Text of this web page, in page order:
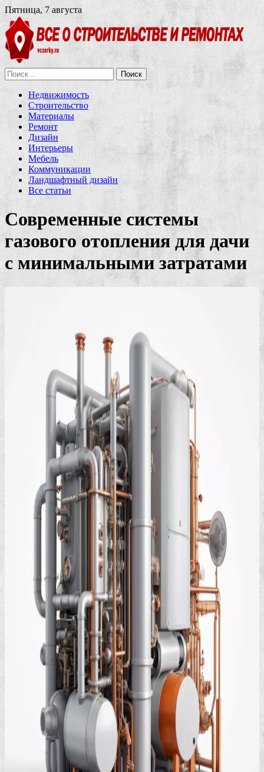
Пятница, 7 августа
Найти:
Недвижимость
Строительство
Материалы
Ремонт
Дизайн
Интерьеры
Мебель
Коммуникации
Ландшафтный дизайн
Все статьи
Современные системы
газового отопления для дачи
с минимальными затратами